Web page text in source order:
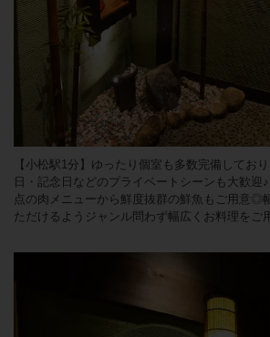
【小松駅1分】ゆったり個室も多数完備してお
日・記念日などのプライベートシーンも大歓迎
点の肉メニューから鮮度抜群の鮮魚もご用意◎
ただけるようジャンル問わず幅広くお料理をご